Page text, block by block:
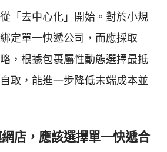
「去中心化」開始。對於小規
定單一快遞公司，而應採取
，根據包裹屬性動態選擇最抵
取，能進一步降低末端成本並
店，應該選擇單一快遞合